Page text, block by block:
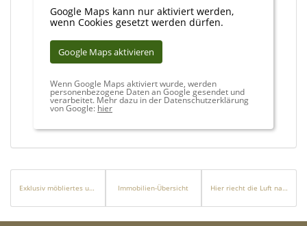
Google Maps kann nur aktiviert werden,
wenn Cookies gesetzt werden dürfen.
Google Maps aktivieren
Wenn Google Maps aktiviert wurde, werden
personenbezogene Daten an Google gesendet und
verarbeitet. Mehr dazu in der Datenschutzerklärung
von Google: hier
Exklusiv möbliertes und renoviertes Apartment in Cala Major Immobilien-Übersicht Hier riecht die Luft nach Salz und Freiheit!